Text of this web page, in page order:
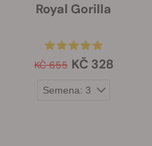
Royal Gorilla
KČ 655 KČ 328